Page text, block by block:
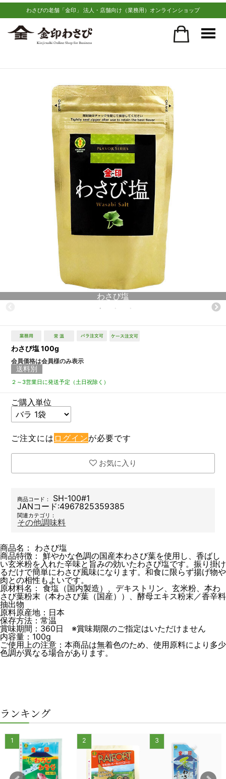
わさびの老舗「金印」 法人・店舗向け（業務用）オンラインショップ
わさび塩
わさび塩 100g
会員価格は会員様のみ表示
送料別
２～3営業日に発送予定（土日祝除く）
ご購入単位
ご注文には ログインが必要です
お気に入り
商品コード：
SH-100#1
JANコード:4967825359385
関連カテゴリ：
その他調味料
商品名： わさび塩
商品特徴： 鮮やかな色調の国産本わさび葉を使用し、香ばし
い玄米粉を入れた辛味と旨みの効いたわさび塩です。振り掛け
るだけで簡単にわさび風味になります。和食に限らず揚げ物や
肉との相性もよいです。
原材料名： 食塩（国内製造）、デキストリン、玄米粉、本わ
さび葉粉末（本わさび葉（国産））、酵母エキス粉末／香辛料
抽出物
原料原産地：日本
保存方法：常温
賞味期間：360日 ※賞味期限のご指定はいただけません
内容量：100g
ご使用上の注意：本商品は無着色のため、使用原料により多少
色調が異なる場合があります。
ランキング
1 2 3